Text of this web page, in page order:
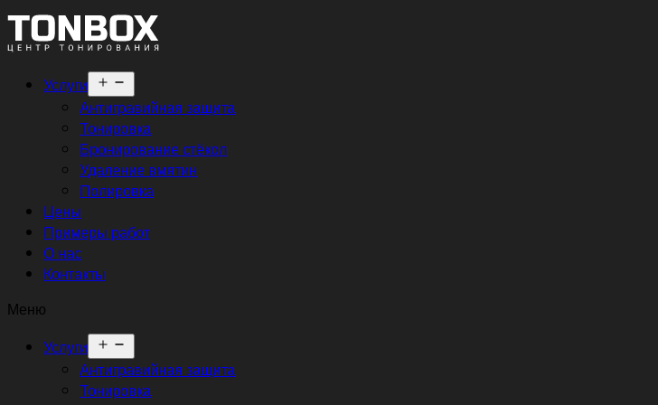
Услуги
меню
Антигравийная защита
Тонировка
Бронирование стёкол
Удаление вмятин
Полировка
Цены
Примеры работ
О нас
Контакты
Меню
Услуги
меню
Антигравийная защита
Тонировка